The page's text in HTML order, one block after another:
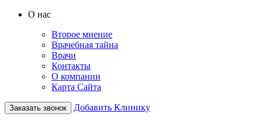
О нас
Второе мнение
Врачебная тайна
Врачи
Контакты
О компании
Карта Сайта
Заказать звонок Добавить Клинику